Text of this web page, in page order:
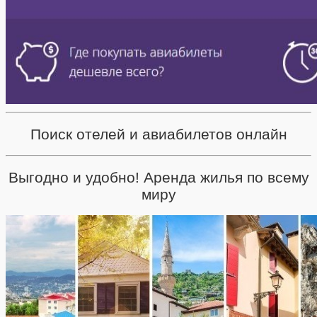
Поиск отелей и авиабилетов онлайн
Выгодно и удобно! Аренда жилья по всему
миру